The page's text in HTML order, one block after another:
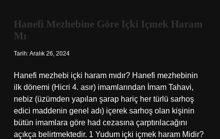
Hanefi Mezhebine Göre Içki Içmek Haram
Mı
Tarih: Aralık 26, 2024
Hanefi mezhebi içki haram mıdır? Hanefi mezhebinin
ilk dönemi (Hicri 4. asır) imamlarından İmam Tahavi,
nebiz (üzümden yapılan şarap hariç her türlü sarhoş
edici maddenin genel adı) içerek sarhoş olan kişinin
bütün imamlara göre had cezasına çarptırılacağını
açıkça belirtmektedir. 1 Yudum içki içmek haram Midir?